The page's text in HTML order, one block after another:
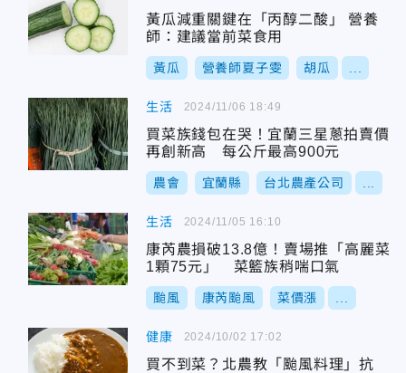
黃瓜減重關鍵在「丙醇二酸」 營養
師：建議當前菜食用
黃瓜 營養師夏子雯 胡瓜
生活
買菜族錢包在哭！宜蘭三星蔥拍賣價
再創新高 每公斤最高900元
農會 宜蘭縣 台北農產公司
2024/11/06 18:49
生活
康芮農損破13.8億！賣場推「高麗菜
1顆75元」 菜籃族稍喘口氣
颱風 康芮颱風 菜價漲
2024/11/05 16:10
健康
買不到菜？北農教「颱風料理」抗
2024/10/02 17:02